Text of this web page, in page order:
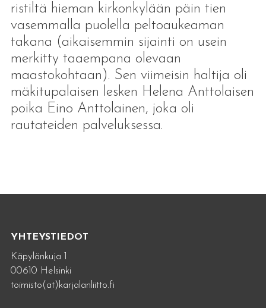
ristiltä hieman kirkonkylään päin tien
vasemmalla puolella peltoaukeaman
takana (aikaisemmin sijainti on usein
merkitty taaempana olevaan
maastokohtaan). Sen viimeisin haltija oli
mäkitupalaisen lesken Helena Anttolaisen
poika Eino Anttolainen, joka oli
rautateiden palveluksessa.
YHTEYSTIEDOT
Käpylänkuja 1
00610 Helsinki
toimisto(at)karjalanliitto.fi